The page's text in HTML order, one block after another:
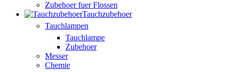
Zubehoer fuer Flossen
Tauchzubehoer
Tauchlampen
Tauchlampe
Zubehoer
Messer
Chemie